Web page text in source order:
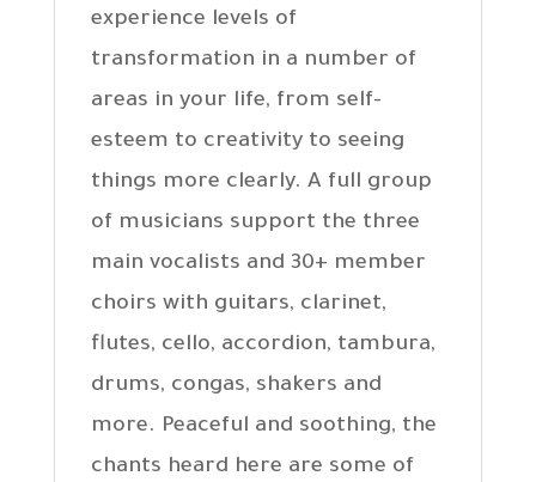
experience levels of
transformation in a number of
areas in your life, from self-
esteem to creativity to seeing
things more clearly. A full group
of musicians support the three
main vocalists and 30+ member
choirs with guitars, clarinet,
flutes, cello, accordion, tambura,
drums, congas, shakers and
more. Peaceful and soothing, the
chants heard here are some of